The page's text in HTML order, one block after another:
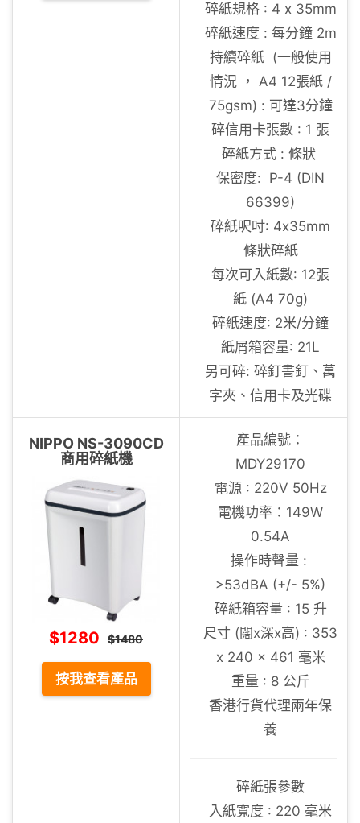
碎紙規格 : 4 x 35mm
碎紙速度 : 每分鐘 2m
持續碎紙 (一般使用
情況 ， A4 12張紙 /
75gsm) : 可達3分鐘
碎信用卡張數 : 1 張
碎紙方式 : 條狀
保密度: P-4 (DIN
66399)
碎紙呎吋: 4x35mm
條狀碎紙
每次可入紙數: 12張
紙 (A4 70g)
碎紙速度: 2米/分鐘
紙屑箱容量: 21L
另可碎: 碎釘書釘、萬
字夾、信用卡及光碟
NIPPO NS-3090CD
商用碎紙機
$1280 $1480
按我查看產品
產品編號：
MDY29170
電源 : 220V 50Hz
電機功率：149W
0.54A
操作時聲量 :
>53dBA (+/- 5%)
碎紙箱容量 : 15 升
尺寸 (闊x深x高) : 353
x 240 x 461 毫米
重量 : 8 公斤
香港行貨代理兩年保
養
碎紙張參數
入紙寬度 : 220 毫米